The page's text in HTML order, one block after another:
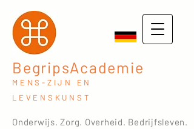
BegripsAcademie
MENS-ZIJN EN
LEVENSKUNST
Onderwijs. Zorg. Overheid. Bedrijfsleven.